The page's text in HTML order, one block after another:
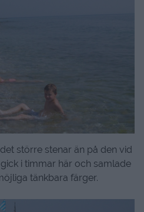
större stenar än på den vid
i timmar här och samlade
tänkbara färger.